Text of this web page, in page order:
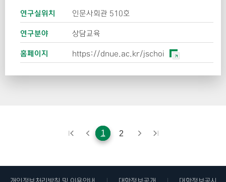
연구실위치
인문사회관 510호
연구분야
상담교육
홈페이지
https://dnue.ac.kr/jschoi
1 2